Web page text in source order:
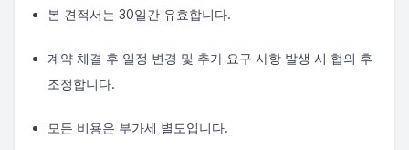
본 견적서는 30일간 유효합니다.
계약 체결 후 일정 변경 및 추가 요구 사항 발생 시 협의 후
조정합니다.
모든 비용은 부가세 별도입니다.